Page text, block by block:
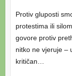
Protiv gluposti
protestima ili
govore protiv
nitko ne vjeruje –
kritičan…